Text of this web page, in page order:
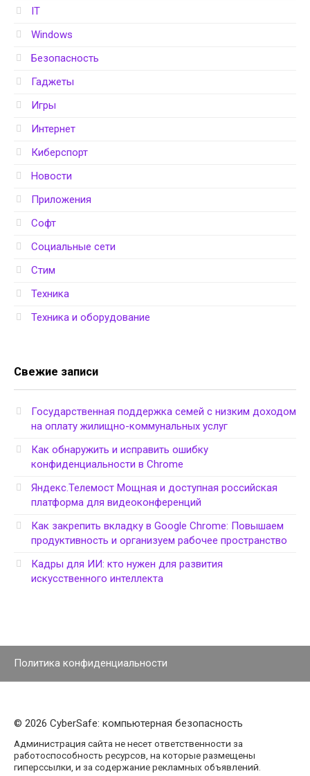
IT
Windows
Безопасность
Гаджеты
Игры
Интернет
Киберспорт
Новости
Приложения
Софт
Социальные сети
Стим
Техника
Техника и оборудование
Свежие записи
Государственная поддержка семей с низким доходом
на оплату жилищно-коммунальных услуг
Как обнаружить и исправить ошибку
конфиденциальности в Chrome
Яндекс.Телемост Мощная и доступная российская
платформа для видеоконференций
Как закрепить вкладку в Google Chrome: Повышаем
продуктивность и организуем рабочее пространство
Кадры для ИИ: кто нужен для развития
искусственного интеллекта
Политика конфиденциальности
© 2026 CyberSafe: компьютерная безопасность
Администрация сайта не несет ответственности за
работоспособность ресурсов, на которые размещены
гиперссылки, и за содержание рекламных объявлений.